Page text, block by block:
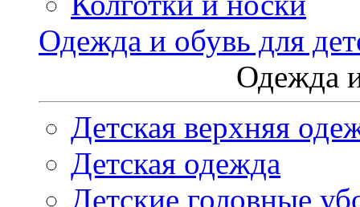
Одежда и обувь для
Одежда
Детская верхняя
Детская одежда
Детские головные